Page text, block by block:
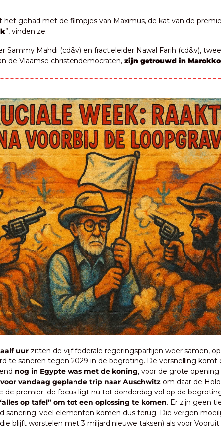
het gehad met de filmpjes van Maximus, de kat van de
”, vinden ze.
Sammy Mahdi (cd&v) en fractieleider Nawal Farih (cd&v),
de Vlaamse christendemocraten, zijn getrouwd in Marokko
uur zitten de vijf federale regeringspartijen weer samen,
te saneren tegen 2029 in de begroting. De versnelling komt
nog in Egypte was met de koning, voor de grote
voor vandaag geplande trip naar Auschwitz om daar de
de premier: de focus ligt nu tot donderdag vol op de
op tafel” om tot een oplossing te komen. Er zijn geen
sanering, veel elementen komen dus terug. Die vergen
blijft worstelen met 3 miljard nieuwe taksen) als voor Vooruit